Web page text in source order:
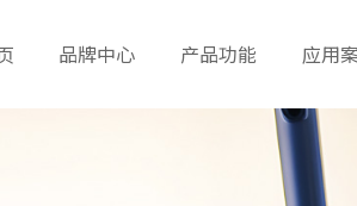
品牌中心 产品功能 应用